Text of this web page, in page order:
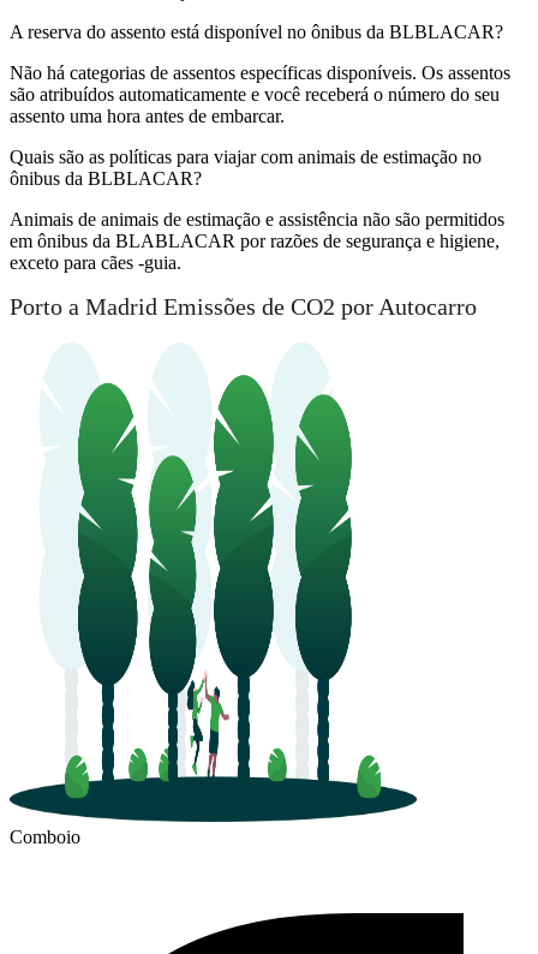
A reserva do assento está disponível no ônibus da BLBLACAR?
Não há categorias de assentos específicas disponíveis. Os assentos
são atribuídos automaticamente e você receberá o número do seu
assento uma hora antes de embarcar.
Quais são as políticas para viajar com animais de estimação no
ônibus da BLBLACAR?
Animais de animais de estimação e assistência não são permitidos
em ônibus da BLABLACAR por razões de segurança e higiene,
exceto para cães -guia.
Porto a Madrid Emissões de CO2 por Autocarro
Comboio